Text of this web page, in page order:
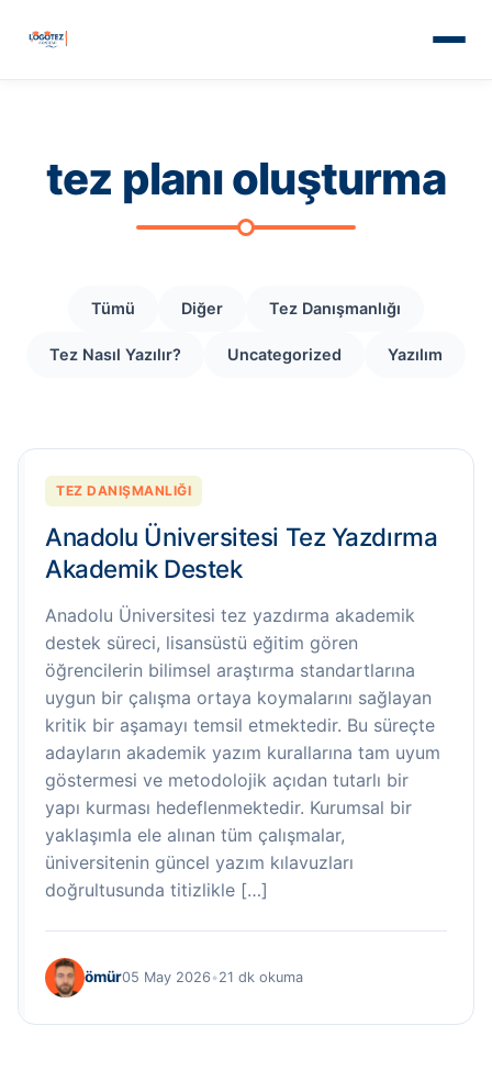
tez planı oluşturma
Tümü Diğer Tez Danışmanlığı
Tez Nasıl Yazılır? Uncategorized Yazılım
TEZ DANIŞMANLIĞI
Anadolu Üniversitesi Tez Yazdırma
Akademik Destek
Anadolu Üniversitesi tez yazdırma akademik
destek süreci, lisansüstü eğitim gören
öğrencilerin bilimsel araştırma standartlarına
uygun bir çalışma ortaya koymalarını sağlayan
kritik bir aşamayı temsil etmektedir. Bu süreçte
adayların akademik yazım kurallarına tam uyum
göstermesi ve metodolojik açıdan tutarlı bir
yapı kurması hedeflenmektedir. Kurumsal bir
yaklaşımla ele alınan tüm çalışmalar,
üniversitenin güncel yazım kılavuzları
doğrultusunda titizlikle […]
ömür05 May 2026 •21 dk okuma